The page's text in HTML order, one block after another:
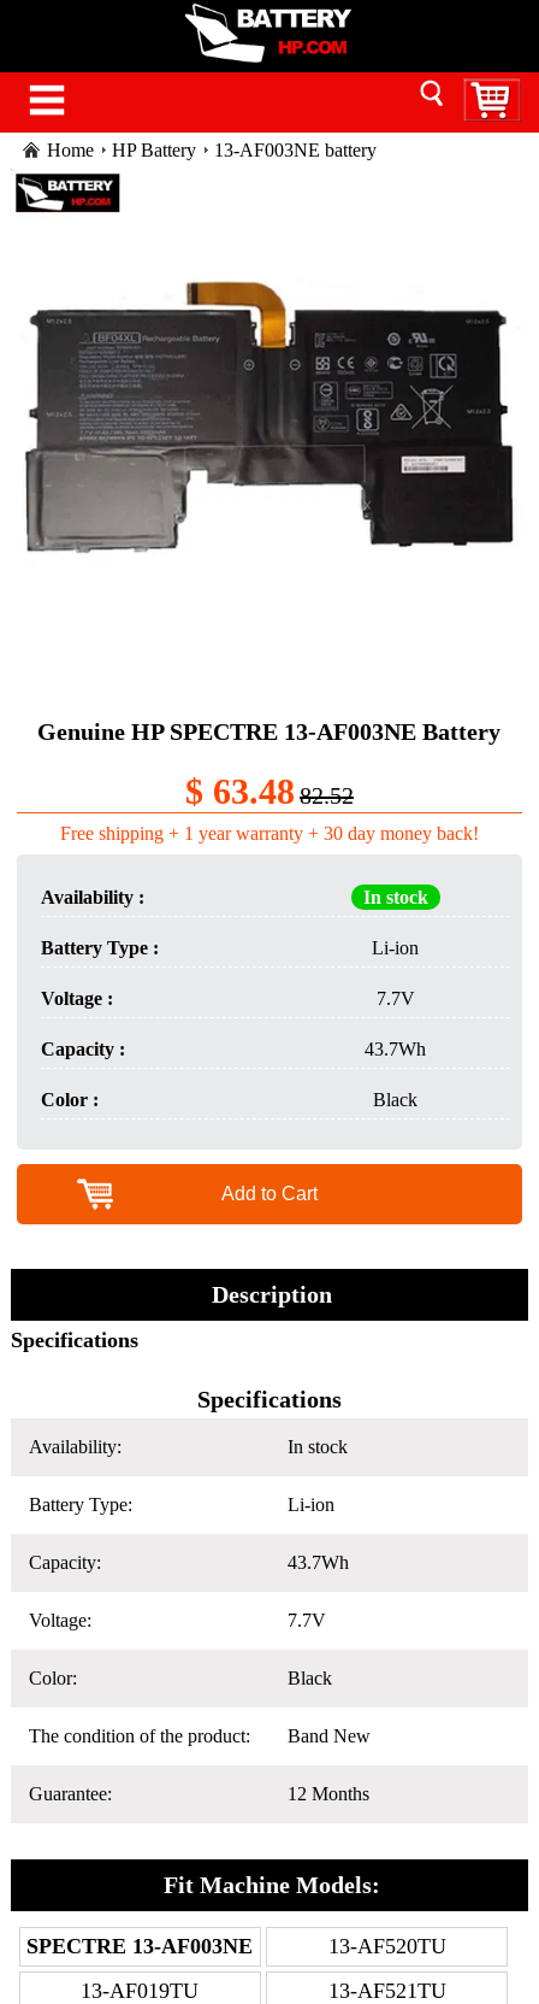
Home HP Battery 13-AF003NE battery
Genuine HP SPECTRE 13-AF003NE Battery
$ 63.48 82.52
Free shipping + 1 year warranty + 30 day money back!
Availability : In stock
Battery Type : Li-ion
Voltage : 7.7V
Capacity : 43.7Wh
Color : Black
Add to Cart
Description
Specifications
Specifications
Availability: In stock
Battery Type: Li-ion
Capacity: 43.7Wh
Voltage: 7.7V
Color: Black
The condition of the product: Band New
Guarantee: 12 Months
Fit Machine Models:
SPECTRE 13-AF003NE
13-AF520TU
13-AF019TU
13-AF521TU